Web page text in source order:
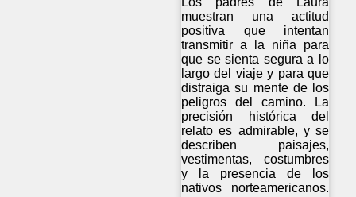
muestran una actitud
positiva que intentan
transmitir a la niña para
que se sienta segura a lo
largo del viaje y para que
distraiga su mente de los
peligros del camino. La
precisión histórica del
relato es admirable, y se
describen paisajes,
vestimentas, costumbres
y la presencia de los
nativos norteamericanos.